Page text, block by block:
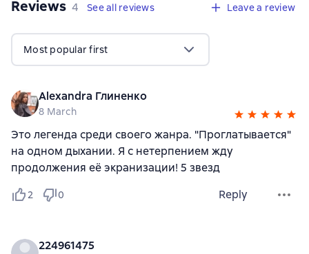
Reviews 4 reviews
4 See all reviews Leave a review
Most popular first
Alexandra Глиненко
8 March
Это легенда среди своего жанра. "Проглатывается"
на одном дыхании. Я с нетерпением жду
продолжения её экранизации! 5 звезд
2 0 Reply
224961475